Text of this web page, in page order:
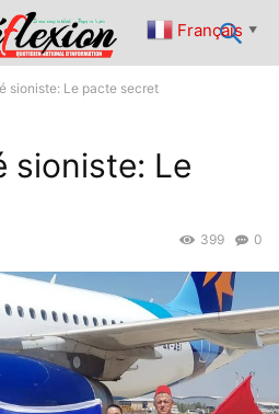
sioniste: Le pacte secret
sioniste: Le
0
399
Français ▼